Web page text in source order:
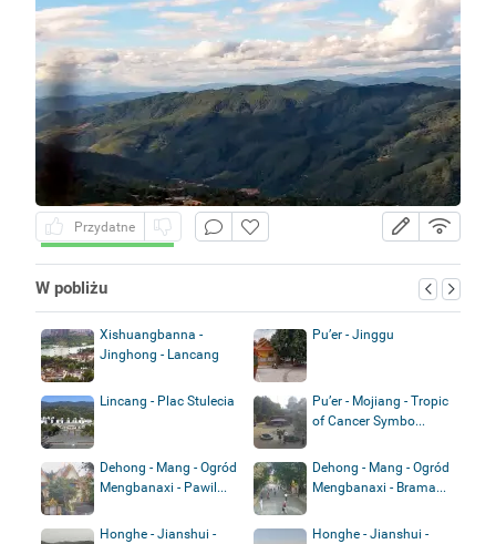
Przydatne
W pobliżu
Xishuangbanna -
Jinghong - Lancang
Pu’er - Jinggu
Lincang - Plac Stulecia
Pu’er - Mojiang - Tropic
of Cancer Symbo...
Dehong - Mang - Ogród
Mengbanaxi - Pawil...
Dehong - Mang - Ogród
Mengbanaxi - Brama...
Honghe - Jianshui -
Honghe - Jianshui -